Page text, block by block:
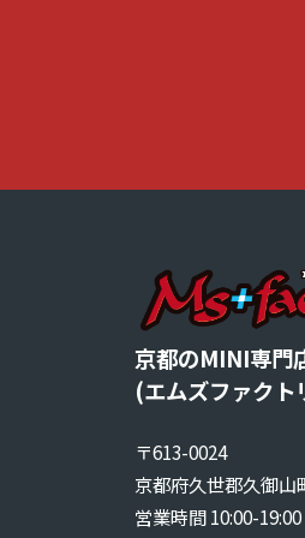
で
京都のMINI専
(エムズファクト
〒613-0024
京都府久世郡久御山
営業時間 10:00-